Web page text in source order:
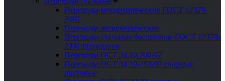
Переходы концентрические ГОСТ 17378-
2001
Переходы эксцентрические
Переходы стальные бесшовные ГОСТ 17378-
2001 приварные
Переходы ОСТ 34.10.700-97
Переходы ОСТ 34.10-753-97 сварные
листовые